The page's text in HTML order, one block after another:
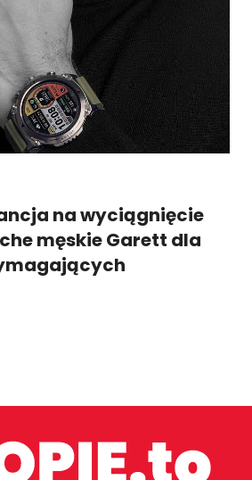
na wyciągnięcie
męskie Garett dla